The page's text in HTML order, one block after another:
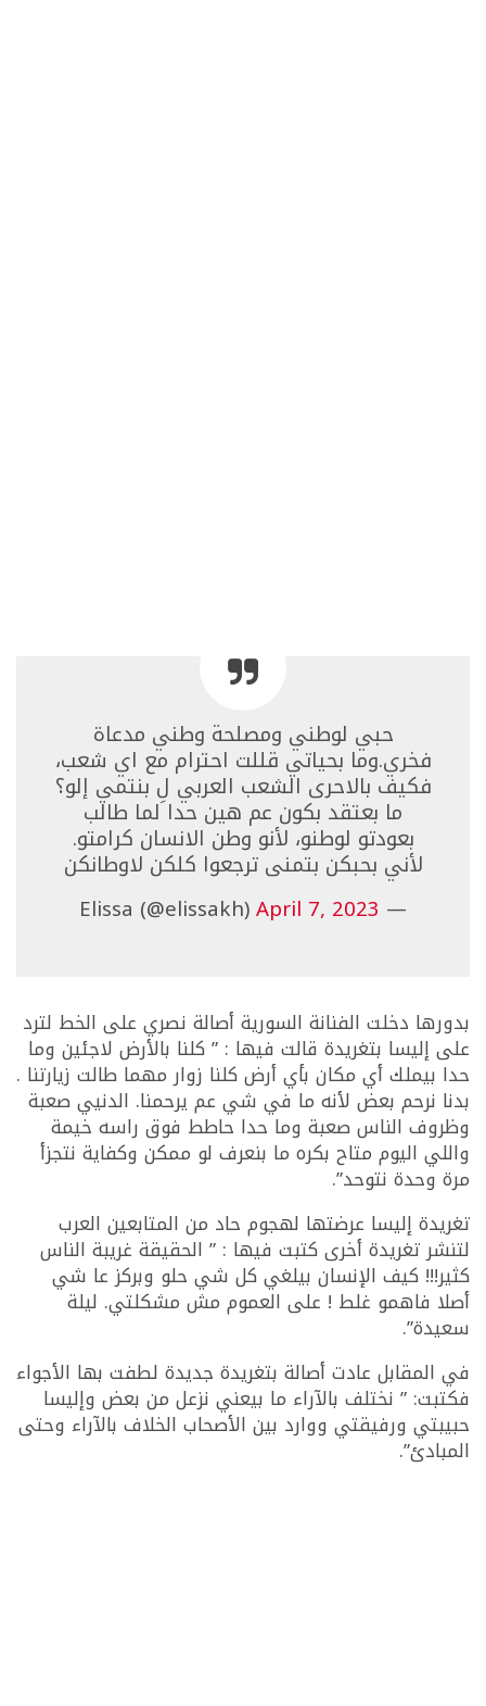
حبي لوطني ومصلحة وطني مدعاة
فخري.وما بحياتي قللت احترام مع اي شعب،
فكيف بالاحرى الشعب العربي لِ بنتمي إلو؟
ما بعتقد بكون عم هين حدا لما طالب
بعودتو لوطنو، لأنو وطن الانسان كرامتو.
لأني بحبكن بتمنى ترجعوا كلكن لاوطانكن
— Elissa (@elissakh)
April 7, 2023
بدورها دخلت الفنانة السورية أصالة نصري على الخط لترد
على إليسا بتغريدة قالت فيها : ” كلنا بالأرض لاجئين وما
حدا بيملك أي مكان بأي أرض كلنا زوار مهما طالت زيارتنا .
بدنا نرحم بعض لأنه ما في شي عم يرحمنا. الدنيي صعبة
وظروف الناس صعبة وما حدا حاطط فوق راسه خيمة
واللي اليوم متاح بكره ما بنعرف لو ممكن وكفاية نتجزأ
مرة وحدة نتوحد”.
تغريدة إليسا عرضتها لهجوم حاد من المتابعين العرب
لتنشر تغريدة أخرى كتبت فيها : ” الحقيقة غريبة الناس
كثير!!! كيف الإنسان بيلغي كل شي حلو وبركز عا شي
أصلا فاهمو غلط ! على العموم مش مشكلتي. ليلة
سعيدة”.
في المقابل عادت أصالة بتغريدة جديدة لطفت بها الأجواء
فكتبت: ” نختلف بالآراء ما بيعني نزعل من بعض وإليسا
حبيبتي ورفيقتي ووارد بين الأصحاب الخلاف بالآراء وحتى
المبادئ”.